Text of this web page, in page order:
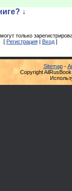
↓
только
[ Регистрация| Вход]
Sitemap-
Copyright